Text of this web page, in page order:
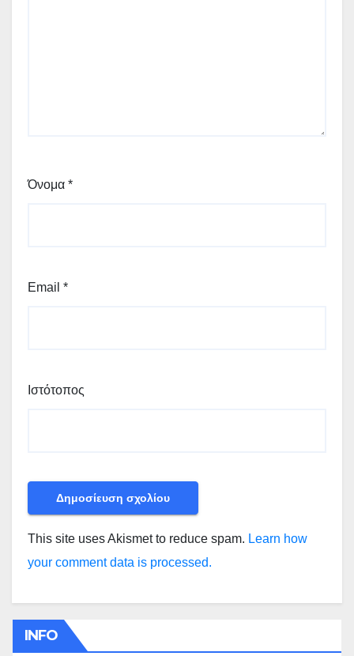
Όνομα *
Email *
Ιστότοπος
This site uses Akismet to reduce spam. Learn how
your comment data is processed.
INFO